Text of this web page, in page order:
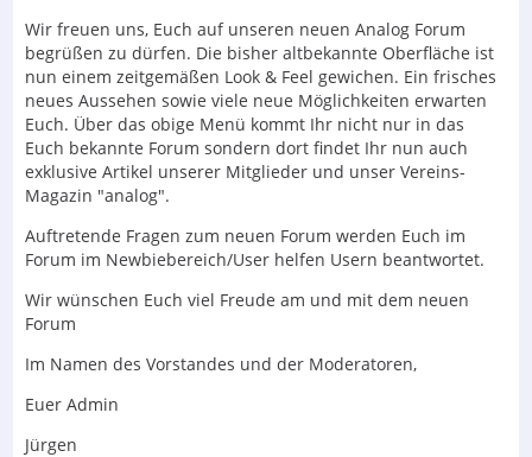
Wir freuen uns, Euch auf unseren neuen Analog Forum
begrüßen zu dürfen. Die bisher altbekannte Oberfläche ist
nun einem zeitgemäßen Look & Feel gewichen. Ein frisches
neues Aussehen sowie viele neue Möglichkeiten erwarten
Euch. Über das obige Menü kommt Ihr nicht nur in das
Euch bekannte Forum sondern dort findet Ihr nun auch
exklusive Artikel unserer Mitglieder und unser Vereins-
Magazin "analog".
Auftretende Fragen zum neuen Forum werden Euch im
Forum im Newbiebereich/User helfen Usern beantwortet.
Wir wünschen Euch viel Freude am und mit dem neuen
Forum
Im Namen des Vorstandes und der Moderatoren,
Euer Admin
Jürgen